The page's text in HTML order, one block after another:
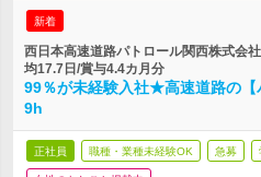
新着
西日本高速道路パトロール関西株式会
均17.7日/賞与4.4カ月分
99％が未経験入社★高速道路の【
9h
正社員 職種・業種未経験OK 急募